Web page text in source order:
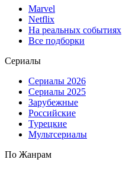
Marvel
Netflix
На реальных событиях
Все подборки
Сериалы
Сериалы 2026
Сериалы 2025
Зарубежные
Российские
Турецкие
Мультсериалы
По Жанрам